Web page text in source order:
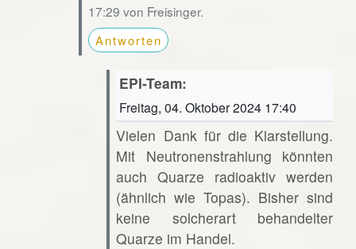
17:29 von Freisinger.
Antworten
EPI-Team:
Freitag, 04. Oktober 2024 17:40
Vielen Dank für die Klarstellung.
Mit Neutronenstrahlung könnten
auch Quarze radioaktiv werden
(ähnlich wie Topas). Bisher sind
keine solcherart behandelter
Quarze im Handel.